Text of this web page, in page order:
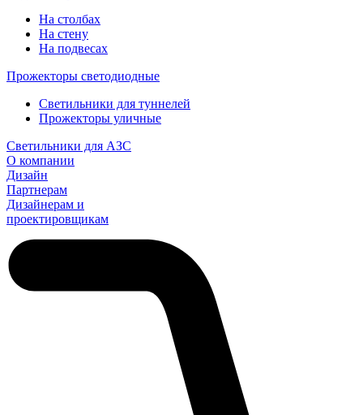
На столбах
На стену
На подвесах
Прожекторы светодиодные
Светильники для туннелей
Прожекторы уличные
Светильники для АЗС
О компании
Дизайн
Партнерам
Дизайнерам и
проектировщикам